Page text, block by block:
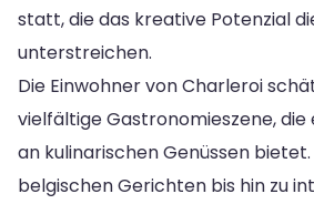
statt, die das kreative Potenzial
unterstreichen.
Die Einwohner von Charleroi
vielfältige Gastronomieszene,
an kulinarischen Genüssen
belgischen Gerichten bis hin zu